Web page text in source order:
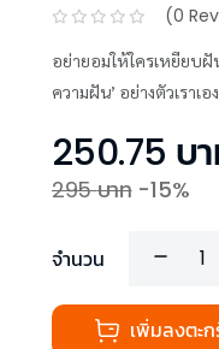
(0
อย่ายอมให้ใครเหยียบฝั
ความฝัน’ อย่างตัวเราเอง
250.75 บ
295บาท -15%
จำนวน
เพิ่มลงตะก